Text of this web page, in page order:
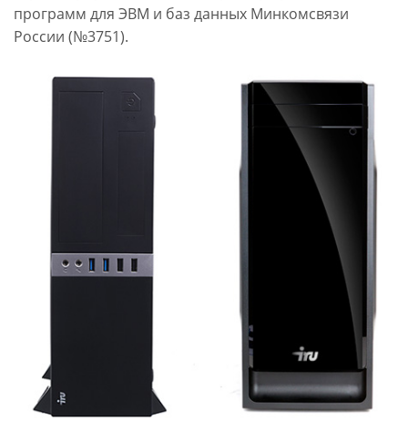
программ для ЭВМ и баз данных Минкомсвязи
России (№3751).